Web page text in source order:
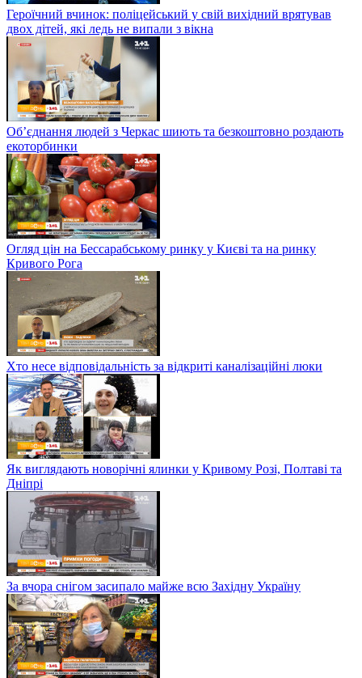
Героїчний вчинок: поліцейський у свій вихідний врятував
двох дітей, які ледь не випали з вікна
Об’єднання людей з Черкас шиють та безкоштовно роздають
екоторбинки
Огляд цін на Бессарабському ринку у Києві та на ринку
Кривого Рога
Хто несе відповідальність за відкриті каналізаційні люки
Як виглядають новорічні ялинки у Кривому Розі, Полтаві та
Дніпрі
За вчора снігом засипало майже всю Західну Україну